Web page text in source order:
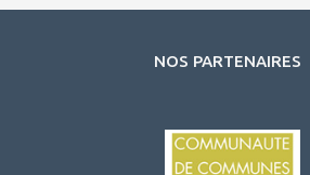
NOS PARTENAIRES